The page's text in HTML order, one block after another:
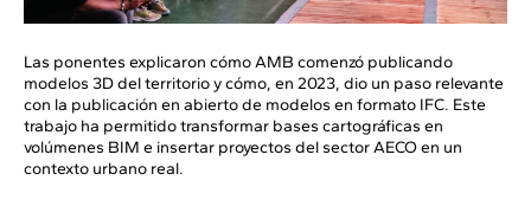
Las ponentes explicaron cómo AMB comenzó publicando
modelos 3D del territorio y cómo, en 2023, dio un paso relevante
con la publicación en abierto de modelos en formato IFC. Este
trabajo ha permitido transformar bases cartográficas en
volúmenes BIM e insertar proyectos del sector AECO en un
contexto urbano real.